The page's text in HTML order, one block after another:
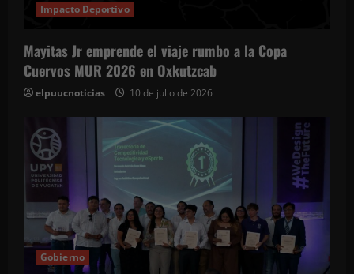
Impacto Deportivo
Mayitas Jr emprende el viaje rumbo a la Copa
Cuervos MUR 2026 en Oxkutzcab
elpuucnoticias 10 de julio de 2026
Gobierno